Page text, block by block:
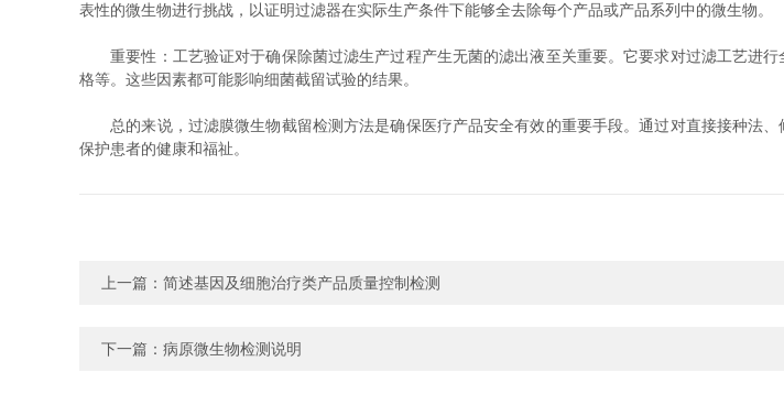
表性的微生物进行挑战，以证明过滤器在实际生产条件下能够全去除每个产品或产品系列中的微生物。
重要性：工艺验证对于确保除菌过滤生产过程产生无菌的滤出液至关重要。它要求对过滤工艺进
格等。这些因素都可能影响细菌截留试验的结果。
总的来说，过滤膜微生物截留检测方法是确保医疗产品安全有效的重要手段。通过对直接接种法
保护患者的健康和福祉。
上一篇： 简述基因及细胞治疗类产品质量控制检测
下一篇： 病原微生物检测说明